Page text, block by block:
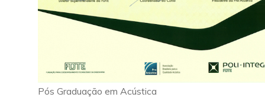
Pós Graduação em Acústica